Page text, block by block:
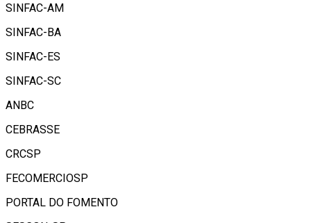
SINFAC-AM
SINFAC-BA
SINFAC-ES
SINFAC-SC
ANBC
CEBRASSE
CRCSP
FECOMERCIOSP
PORTAL DO FOMENTO